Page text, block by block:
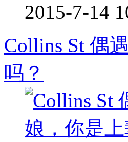
2015-7-14
Collins St 偶
吗？